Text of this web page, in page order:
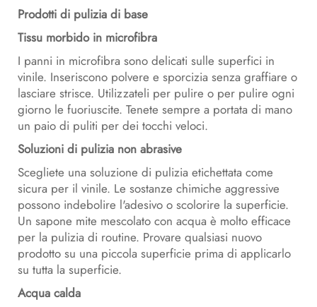
Prodotti di pulizia di base
Tissu morbido in microfibra
I panni in microfibra sono delicati sulle superfici in
vinile. Inseriscono polvere e sporcizia senza graffiare o
lasciare strisce. Utilizzateli per pulire o per pulire ogni
giorno le fuoriuscite. Tenete sempre a portata di mano
un paio di puliti per dei tocchi veloci.
Soluzioni di pulizia non abrasive
Scegliete una soluzione di pulizia etichettata come
sicura per il vinile. Le sostanze chimiche aggressive
possono indebolire l'adesivo o scolorire la superficie.
Un sapone mite mescolato con acqua è molto efficace
per la pulizia di routine. Provare qualsiasi nuovo
prodotto su una piccola superficie prima di applicarlo
su tutta la superficie.
Acqua calda